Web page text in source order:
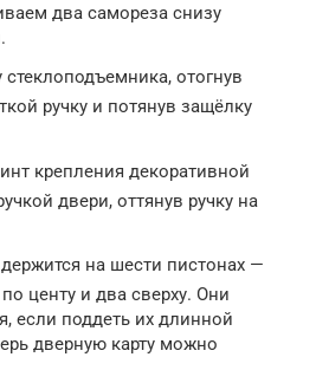
два самореза снизу
отогнув
ручку и потянув защёлку
крепления декоративной
двери, оттянув ручку на
на шести пистонах —
центу и два сверху. Они
если поддеть их длинной
дверную карту можно